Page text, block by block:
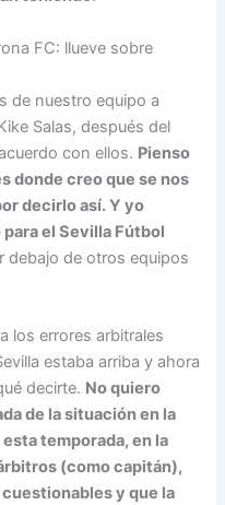
FC: llueve sobre
de nuestro equipo a
Salas, después del
con ellos. Pienso
donde creo que se nos
decirlo así. Y yo
el Sevilla Fútbol
debajo de otros equipos
los errores arbitrales
estaba arriba y ahora
decirte. No quiero
de la situación en la
temporada, en la
(como capitán),
y que la